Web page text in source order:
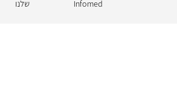
Infomed
שלנו